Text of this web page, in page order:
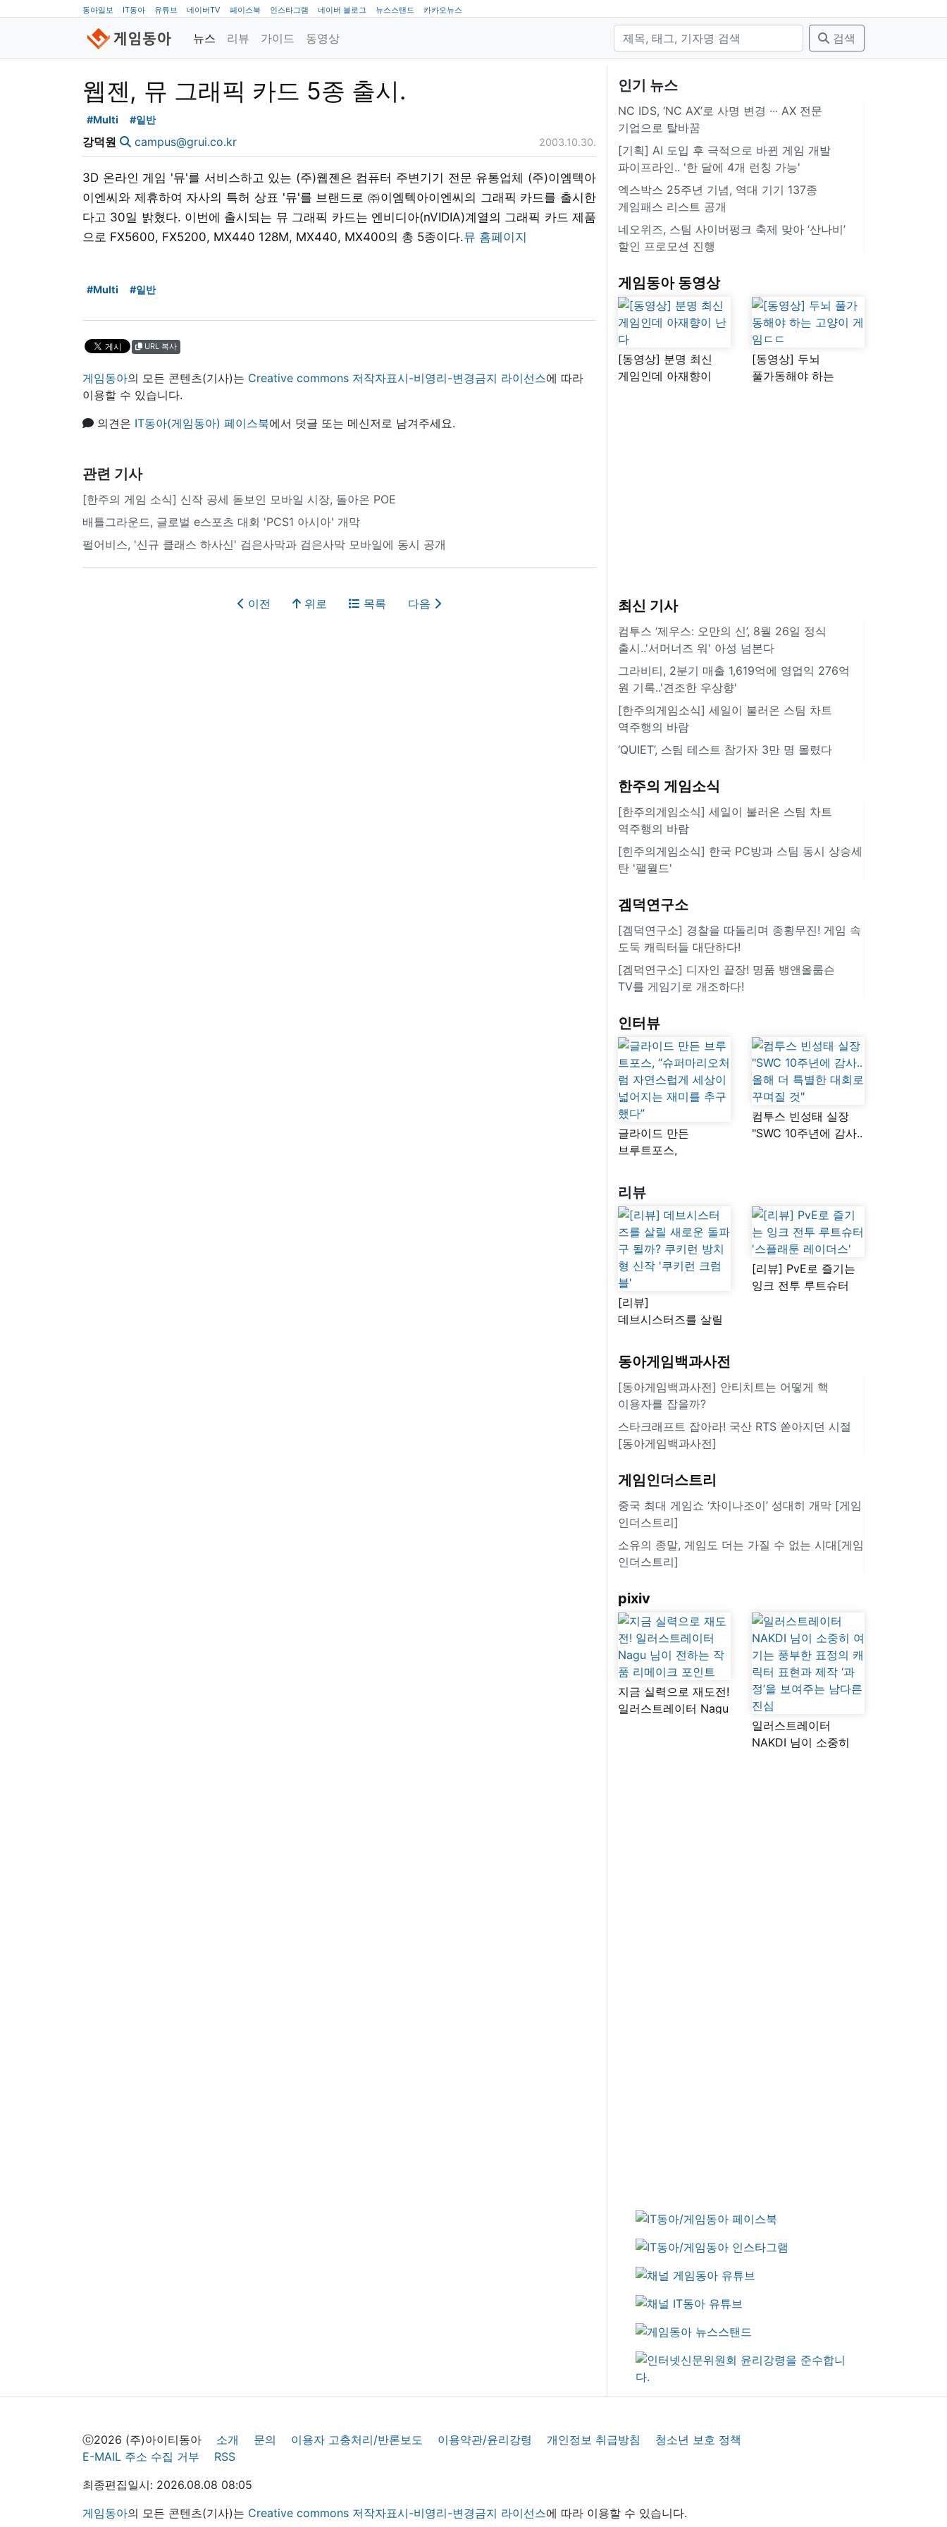
동아일보 IT동아 유튜브 네이버TV 페이스북 인스타그램 네이버 블로그 뉴스스탠드 카카오뉴스
뉴스 리뷰 가이드 동영상 검색
웹젠, 뮤 그래픽 카드 5종 출시.
#Multi #일반
강덕원 campus@grui.co.kr 2003.10.30.
3D 온라인 게임 '뮤'를 서비스하고 있는 (주)웹젠은 컴퓨터 주변기기 전문 유통업체 (주)이엠텍아
이엔씨와 제휴하여 자사의 특허 상표 '뮤'를 브랜드로 ㈜이엠텍아이엔씨의 그래픽 카드를 출시한
다고 30일 밝혔다. 이번에 출시되는 뮤 그래픽 카드는 엔비디아(nVIDIA)계열의 그래픽 카드 제품
으로 FX5600, FX5200, MX440 128M, MX440, MX400의 총 5종이다.뮤 홈페이지
#Multi #일반
URL 복사
게임동아의 모든 콘텐츠(기사)는 Creative commons 저작자표시-비영리-변경금지 라이선스에 따라
이용할 수 있습니다.
의견은 IT동아(게임동아) 페이스북에서 덧글 또는 메신저로 남겨주세요.
관련 기사
[한주의 게임 소식] 신작 공세 돋보인 모바일 시장, 돌아온 POE
배틀그라운드, 글로벌 e스포츠 대회 'PCS1 아시아' 개막
펄어비스, '신규 클래스 하사신' 검은사막과 검은사막 모바일에 동시 공개
이전 위로 목록 다음
인기 뉴스
NC IDS, ‘NC AX’로 사명 변경 ∙∙∙ AX 전문
기업으로 탈바꿈
[기획] AI 도입 후 극적으로 바뀐 게임 개발
파이프라인.. '한 달에 4개 런칭 가능'
엑스박스 25주년 기념, 역대 기기 137종
게임패스 리스트 공개
네오위즈, 스팀 사이버펑크 축제 맞아 ‘산나비’
할인 프로모션 진행
게임동아 동영상
[동영상] 분명 최신
게임인데 아재향이
[동영상] 두뇌
풀가동해야 하는
최신 기사
컴투스 ‘제우스: 오만의 신’, 8월 26일 정식
출시..'서머너즈 워' 아성 넘본다
그라비티, 2분기 매출 1,619억에 영업익 276억
원 기록..'견조한 우상향'
[한주의게임소식] 세일이 불러온 스팀 차트
역주행의 바람
‘QUIET’, 스팀 테스트 참가자 3만 명 몰렸다
한주의 게임소식
[한주의게임소식] 세일이 불러온 스팀 차트
역주행의 바람
[힌주의게임소식] 한국 PC방과 스팀 동시 상승세
탄 '팰월드'
겜덕연구소
[겜덕연구소] 경찰을 따돌리며 종횡무진! 게임 속
도둑 캐릭터들 대단하다!
[겜덕연구소] 디자인 끝장! 명품 뱅앤올룹슨
TV를 게임기로 개조하다!
인터뷰
글라이드 만든
브루트포스,
자연스럽게 세상이
넓어지는 재미를
추구했다”
컴투스 빈성태 실장
"SWC 10주년에 감사..
리뷰
[리뷰]
데브시스터즈를 살릴
쿠키런 방치형 신작
'쿠키런 크럼블'
[리뷰] PvE로 즐기는
잉크 전투 루트슈터
동아게임백과사전
[동아게임백과사전] 안티치트는 어떻게 핵
이용자를 잡을까?
스타크래프트 잡아라! 국산 RTS 쏟아지던 시절
[동아게임백과사전]
게임인더스트리
중국 최대 게임쇼 ‘차이나조이’ 성대히 개막 [게임
인더스트리]
소유의 종말, 게임도 더는 가질 수 없는 시대[게임
인더스트리]
pixiv
지금 실력으로 재도전!
일러스트레이터 Nagu
일러스트레이터
NAKDI 님이 소중히
ⓒ2026 (주)아이티동아 소개 문의 이용자 고충처리/반론보도 이용약관/윤리강령 개인정보 취급방침
청소년 보호 정책
E-MAIL 주소 수집 거부
RSS
최종편집일시: 2026.08.08 08:05
게임동아의 모든 콘텐츠(기사)는 Creative commons 저작자표시-비영리-변경금지 라이선스에 따라 이용할 수 있습니다.